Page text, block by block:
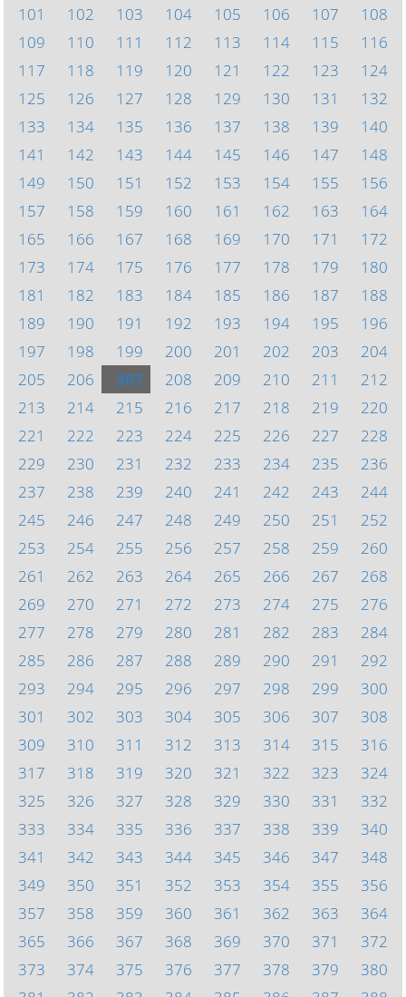
101
102 103 104 105 106 107
108
109
110 111 112 113 114 115
116
117
118 119 120 121 122 123
124
125
126 127 128 129 130 131
132
133
134 135 136 137 138 139
140
141
142 143 144 145 146 147
148
149
150 151 152 153 154 155
156
157
158 159 160 161 162 163
164
165
166 167 168 169 170 171
172
173
174 175 176 177 178 179
180
181
182 183 184 185 186 187
188
189
190 191 192 193 194 195
196
197
198 199 200 201 202 203
204
205
206 207 208 209 210 211
212
213
214 215 216 217 218 219
220
221
222 223 224 225 226 227
228
229
230 231 232 233 234 235
236
237
238 239 240 241 242 243
244
245
246 247 248 249 250 251
252
253
254 255 256 257 258 259
260
261
262 263 264 265 266 267
268
269
270 271 272 273 274 275
276
277
278 279 280 281 282 283
284
285
286 287 288 289 290 291
292
293
294 295 296 297 298 299
300
301
302 303 304 305 306 307
308
309
310 311 312 313 314 315
316
317
318 319 320 321 322 323
324
325
326 327 328 329 330 331
332
333
334 335 336 337 338 339
340
341
342 343 344 345 346 347
348
349
350 351 352 353 354 355
356
357
358 359 360 361 362 363
364
365
366 367 368 369 370 371
372
373
374 375 376 377 378 379
380